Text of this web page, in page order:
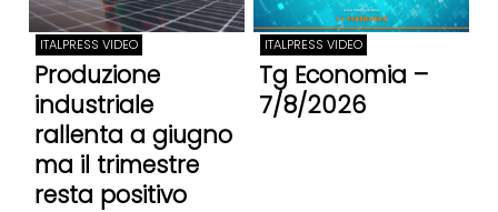
ITALPRESS VIDEO
Produzione
industriale
rallenta a giugno
ma il trimestre
resta positivo
ITALPRESS VIDEO
Tg Economia –
7/8/2026